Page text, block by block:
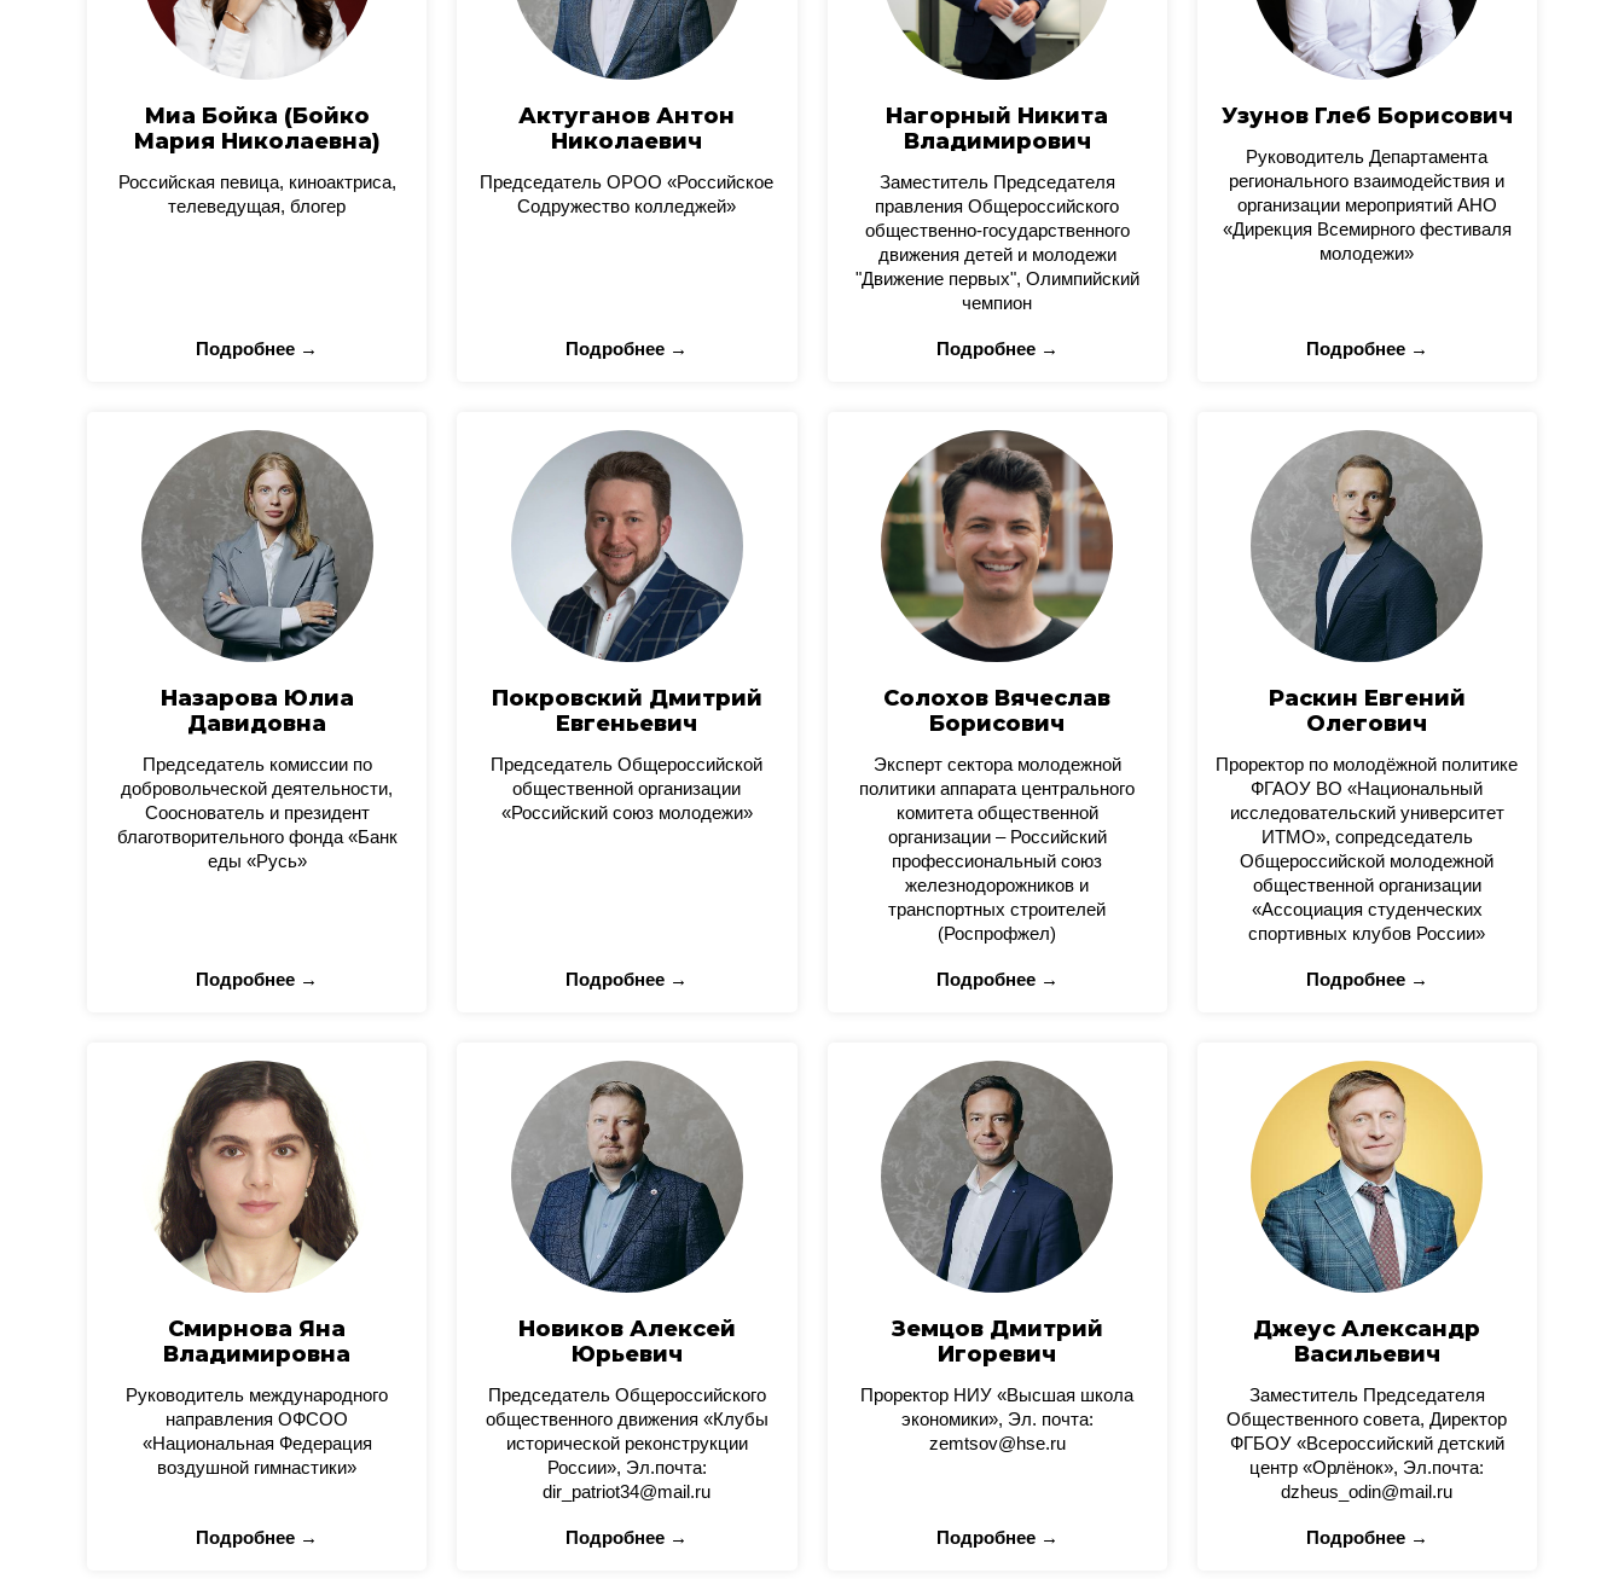
Миа Бойка (Бойко
Мария Николаевна)
Российская певица, киноактриса,
телеведущая, блогер
Подробнее →
Актуганов Антон
Николаевич
Председатель ОРОО «Российское
Содружество колледжей»
Подробнее →
Нагорный Никита
Владимирович
Заместитель Председателя
правления Общероссийского
общественно-государственного
движения детей и молодежи
"Движение первых", Олимпийский
чемпион
Подробнее →
Узунов Глеб Борисович
Руководитель Департамента
регионального взаимодействия и
организации мероприятий АНО
«Дирекция Всемирного фестиваля
молодежи»
Подробнее →
Назарова Юлиа
Давидовна
Председатель комиссии по
добровольческой деятельности,
Сооснователь и президент
благотворительного фонда «Банк
еды «Русь»
Подробнее →
Покровский Дмитрий
Евгеньевич
Председатель Общероссийской
общественной организации
«Российский союз молодежи»
Подробнее →
Солохов Вячеслав
Борисович
Эксперт сектора молодежной
политики аппарата центрального
комитета общественной
организации – Российский
профессиональный союз
железнодорожников и
транспортных строителей
(Роспрофжел)
Подробнее →
Раскин Евгений
Олегович
Проректор по молодёжной политике
ФГАОУ ВО «Национальный
исследовательский университет
ИТМО», сопредседатель
Общероссийской молодежной
общественной организации
«Ассоциация студенческих
спортивных клубов России»
Подробнее →
Смирнова Яна
Владимировна
Руководитель международного
направления ОФСОО
«Национальная Федерация
воздушной гимнастики»
Подробнее →
Новиков Алексей
Юрьевич
Председатель Общероссийского
общественного движения «Клубы
исторической реконструкции
России», Эл.почта:
dir_patriot34@mail.ru
Подробнее →
Земцов Дмитрий
Игоревич
Проректор НИУ «Высшая школа
экономики», Эл. почта:
zemtsov@hse.ru
Подробнее →
Джеус Александр
Васильевич
Заместитель Председателя
Общественного совета, Директор
ФГБОУ «Всероссийский детский
центр «Орлёнок», Эл.почта:
dzheus_odin@mail.ru
Подробнее →